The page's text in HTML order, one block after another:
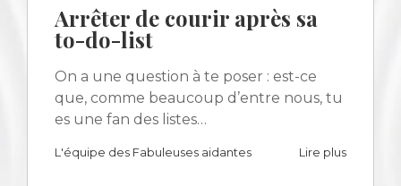
Arrêter de courir après sa
to-do-list
On a une question à te poser : est-ce
que, comme beaucoup d’entre nous, tu
es une fan des listes…
L'équipe des Fabuleuses aidantes Lire plus